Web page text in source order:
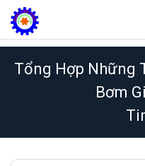
Tổng Hợp Những
Bơm